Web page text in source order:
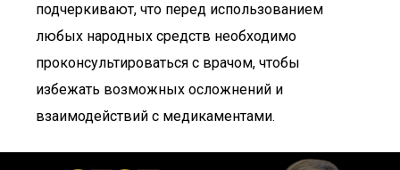
подчеркивают, что перед использованием
любых народных средств необходимо
проконсультироваться с врачом, чтобы
избежать возможных осложнений и
взаимодействий с медикаментами.